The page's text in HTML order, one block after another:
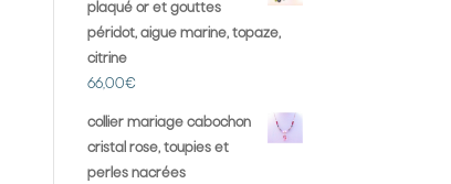
plaqué or et gouttes
péridot, aigue marine, topaze,
citrine
66,00€
collier mariage cabochon
cristal rose, toupies et
perles nacrées